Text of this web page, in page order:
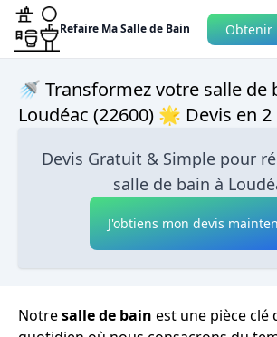
Refaire Ma Salle de Bain Obtenir
🚿 Transformez votre salle de
Loudéac (22600) 🌟 Devis en
Devis Gratuit & Simple pour
salle de bain à
J'obtiens mon devis
Notresalle de bain est une pièce clé